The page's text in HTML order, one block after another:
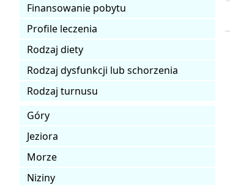
Finansowanie pobytu
Profile leczenia
Rodzaj diety
Rodzaj dysfunkcji lub schorzenia
Rodzaj turnusu
Góry
Jeziora
Morze
Niziny